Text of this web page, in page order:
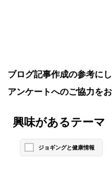
ブログ記事作成の参考にし
アンケートへのご協力を
興味があるテーマ
ジョギングと健康情報